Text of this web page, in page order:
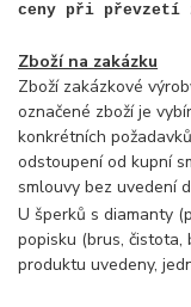
ceny při převzetí
Zboží na zakázku
Zboží zakázkové
označené zboží je
konkrétních
odstoupení od kupní
smlouvy bez uvedení
U šperků s diamanty
popisku (brus,
produktu uvedeny,